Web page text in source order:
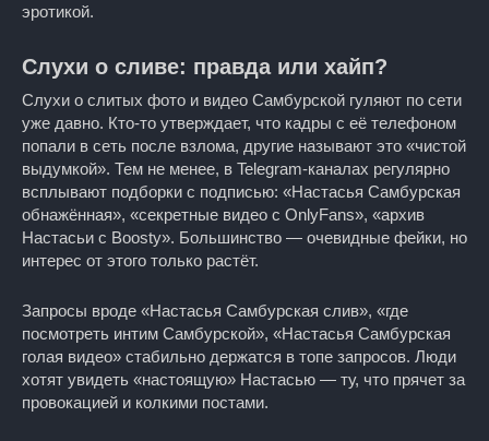
эротикой.
Слухи о сливе: правда или хайп?
Слухи о слитых фото и видео Самбурской гуляют по сети
уже давно. Кто-то утверждает, что кадры с её телефоном
попали в сеть после взлома, другие называют это «чистой
выдумкой». Тем не менее, в Telegram-каналах регулярно
всплывают подборки с подписью: «Настасья Самбурская
обнажённая», «секретные видео с OnlyFans», «архив
Настасьи с Boosty». Большинство — очевидные фейки, но
интерес от этого только растёт.
Запросы вроде «Настасья Самбурская слив», «где
посмотреть интим Самбурской», «Настасья Самбурская
голая видео» стабильно держатся в топе запросов. Люди
хотят увидеть «настоящую» Настасью — ту, что прячет за
провокацией и колкими постами.